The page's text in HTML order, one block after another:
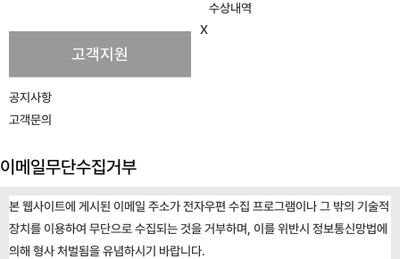
수상내역
고객지원
공지사항
고객문의
X
이메일무단수집거부
본 웹사이트에 게시된 이메일 주소가 전자우편 수집 프로그램이나 그 밖의 기술적
장치를 이용하여 무단으로 수집되는 것을 거부하며, 이를 위반시 정보통신망법에
의해 형사 처벌됨을 유념하시기 바랍니다.